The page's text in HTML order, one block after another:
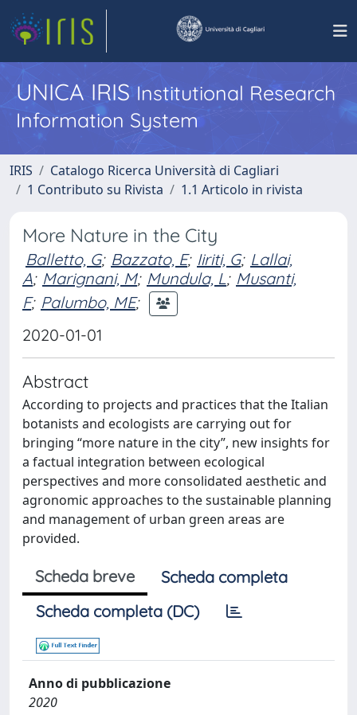
UNICA IRISInstitutional Research
Information System
IRIS
Catalogo Ricerca Università di Cagliari
1 Contributo su Rivista
1.1 Articolo in rivista
More Nature in the City
Balletto, G; Bazzato, E; Iiriti, G; Lallai,
A; Marignani, M; Mundula, L; Musanti,
F; Palumbo, ME;
2020-01-01
Abstract
According to projects and practices that the Italian
botanists and ecologists are carrying out for
bringing “more nature in the city”, new insights for
a factual integration between ecological
perspectives and more consolidated aesthetic and
agronomic approaches to the sustainable planning
and management of urban green areas are
provided.
Scheda breve
Scheda completa
Scheda completa (DC)
Anno di pubblicazione
2020